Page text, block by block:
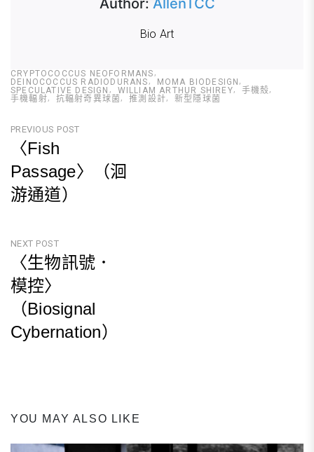
Author: AllenTCC
Bio Art
CRYPTOCOCCUS NEOFORMANS
DEINOCOCCUS RADIODURANS
MOMA BIODESIGN
SPECULATIVE DESIGN
WILLIAM ARTHUR SHIREY
手機殼
手機輻射
抗輻射奇異球菌 推測設計 新型隱球菌
文
章
導
PREVIOUS POST
〈Fish
Passage〉（洄
游通道）
NEXT POST
〈生物訊號．
模控〉
（Biosignal
Cybernation）
YOU MAY ALSO LIKE